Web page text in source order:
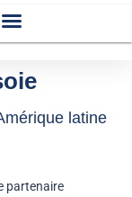
latine
partenaire